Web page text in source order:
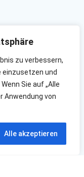
zu verbessern,
einzusetzen und
Sie auf „Alle
Anwendung von
Alle akzeptieren